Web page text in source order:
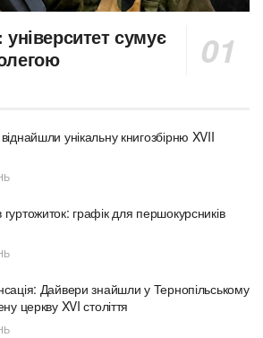
сумує
унікальну книгозбірню XVII
графік для першокурсників
Дайвери знайшли у Тернопільському
церкву XVI століття